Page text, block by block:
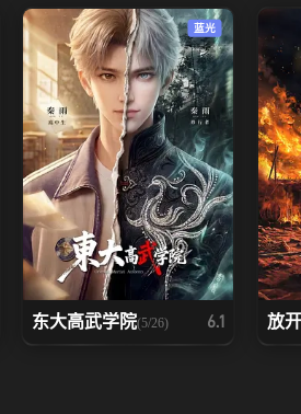
蓝光
东大高武学院(5/26) 6.1 放